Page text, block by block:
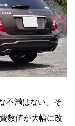
不満はない。そ
数値が大幅に改